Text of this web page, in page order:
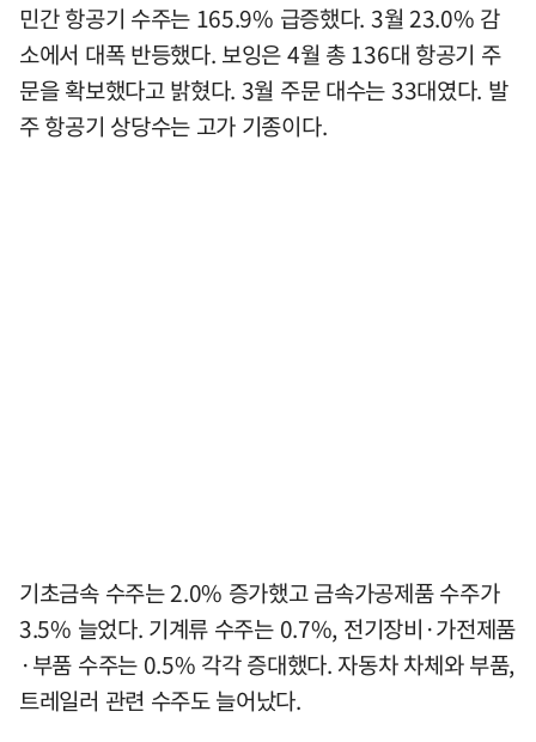
민간 항공기 수주는 165.9% 급증했다. 3월 23.0% 감
소에서 대폭 반등했다. 보잉은 4월 총 136대 항공기 주
문을 확보했다고 밝혔다. 3월 주문 대수는 33대였다. 발
주 항공기 상당수는 고가 기종이다.
기초금속 수주는 2.0% 증가했고 금속가공제품 수주가
3.5% 늘었다. 기계류 수주는 0.7%, 전기장비·가전제품
·부품 수주는 0.5% 각각 증대했다. 자동차 차체와 부품,
트레일러 관련 수주도 늘어났다.